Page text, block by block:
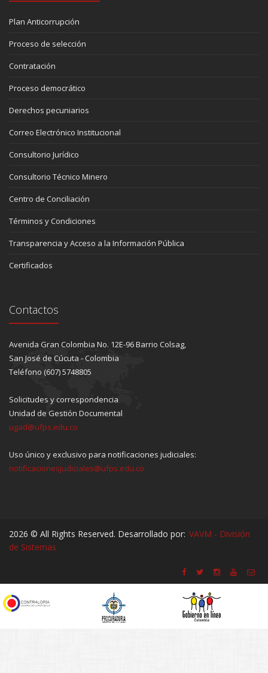
Plan Anticorrupción
Proceso de selección
Contratación
Proceso democrático
Derechos pecuniarios
Correo Electrónico Institucional
Consultorio Jurídico
Consultorio Técnico Minero
Centro de Conciliación
Términos y Condiciones
Transparencia y Acceso a la Información Pública
Certificados
Contactos
Avenida Gran Colombia No. 12E-96 Barrio Colsag,
San José de Cúcuta - Colombia
Teléfono (607) 5748805
Solicitudes y correspondencia
Unidad de Gestión Documental
ugad@ufps.edu.co
Uso único y exclusivo para notificaciones judiciales:
notificacionesjudiciales@ufps.edu.co
2026 © All Rights Reserved. Desarrollado por: VAVM - División
de Sistemas